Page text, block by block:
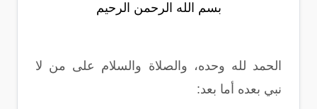
بسم الله الرحمن الرحيم
الحمد لله وحده، والصلاة والسلام على من لا
نبي بعده أما بعد: